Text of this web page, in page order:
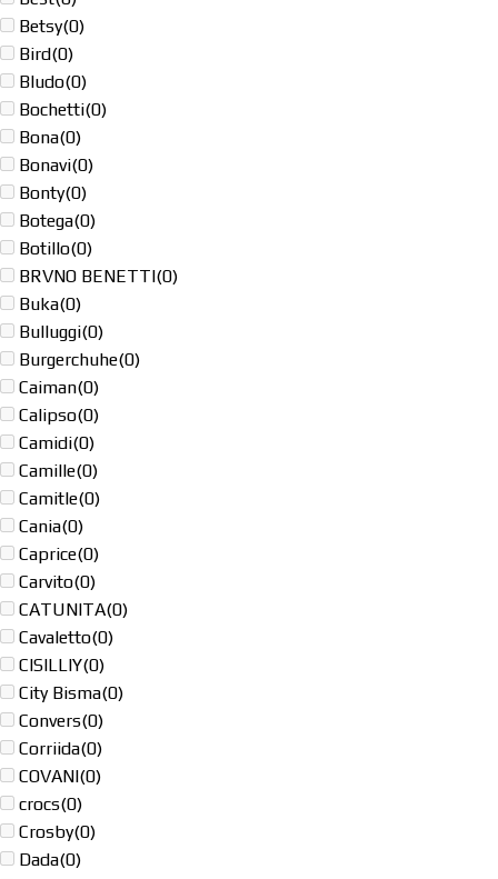
Betsy(0)
Bird(0)
Bludo(0)
Bochetti(0)
Bona(0)
Bonavi(0)
Bonty(0)
Botega(0)
Botillo(0)
BRVNO BENETTI(0)
Buka(0)
Bulluggi(0)
Burgerchuhe(0)
Caiman(0)
Calipso(0)
Camidi(0)
Camille(0)
Camitle(0)
Cania(0)
Caprice(0)
Carvito(0)
CATUNITA(0)
Cavaletto(0)
CISILLIY(0)
City Bisma(0)
Convers(0)
Corriida(0)
COVANI(0)
crocs(0)
Crosby(0)
Dada(0)